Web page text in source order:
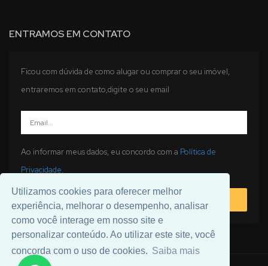
Utilizamos cookies para oferecer melhor
experiência, melhorar o desempenho, analisar
como você interage em nosso site e
personalizar conteúdo. Ao utilizar este site, você
concorda com o uso de cookies. Saiba mais
ENTRAMOS EM CONTATO
Ficou com dúvida de como alugar ou comprar o seu imóvel,
entraremos em contato,digite o seu email
Ao informar meus dados, eu concordo com a Política de
Privacidade.